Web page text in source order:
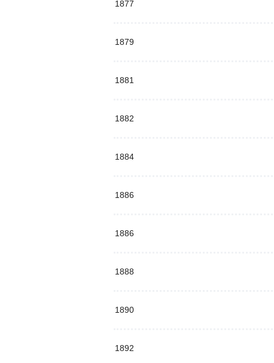
1877
1879
1881
1882
1884
1886
1886
1888
1890
1892